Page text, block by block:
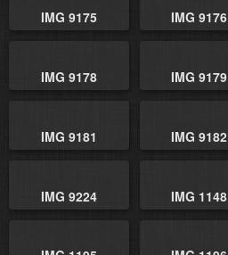
IMG 9175 IMG 9176
IMG 9178 IMG 9179
IMG 9181 IMG 9182
IMG 9224 IMG 1148